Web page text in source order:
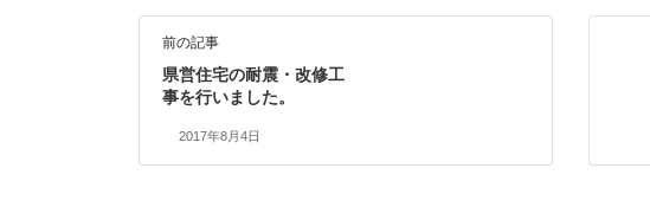
前の記事
県営住宅の耐震・改修工
事を行いました。
2017年8月4日